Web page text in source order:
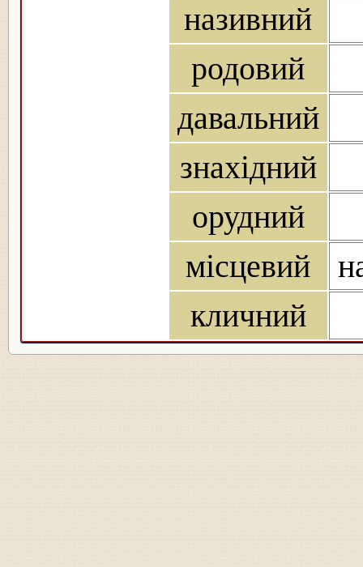
називний
родовий
давальний
знахідний
орудний
місцевий
кличний